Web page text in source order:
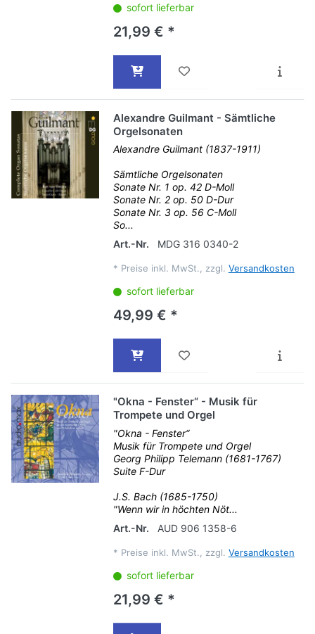
sofort lieferbar
21,99 € *
Alexandre Guilmant - Sämtliche
Orgelsonaten
Alexandre Guilmant (1837-1911)
Sämtliche Orgelsonaten
Sonate Nr. 1 op. 42 D-Moll
Sonate Nr. 2 op. 50 D-Dur
Sonate Nr. 3 op. 56 C-Moll
So...
Art.-Nr.
MDG 316 0340-2
* Preise inkl. MwSt., zzgl. Versandkosten
sofort lieferbar
49,99 € *
"Okna - Fenster“ - Musik für
Trompete und Orgel
"Okna - Fenster“
Musik für Trompete und Orgel
Georg Philipp Telemann (1681-1767)
Suite F-Dur
J.S. Bach (1685-1750)
"Wenn wir in höchten Nöt...
Art.-Nr.
AUD 906 1358-6
* Preise inkl. MwSt., zzgl. Versandkosten
sofort lieferbar
21,99 € *